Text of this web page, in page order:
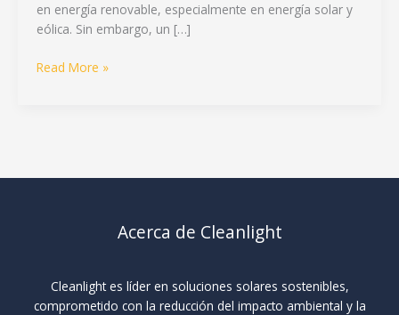
en energía renovable, especialmente en energía solar y
eólica. Sin embargo, un […]
Read More »
Acerca de Cleanlight
Cleanlight es líder en soluciones solares sostenibles,
comprometido con la reducción del impacto ambiental y la